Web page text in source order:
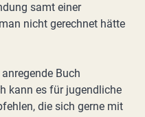
samt einer
nicht gerechnet hätte
Buch
kann es für jugendliche
die sich gerne mit